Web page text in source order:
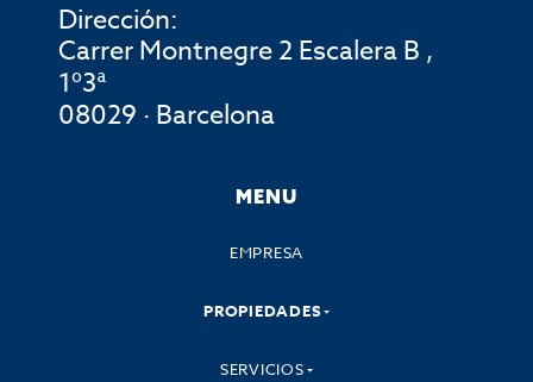
Dirección:
Carrer Montnegre 2 Escalera B ,
1º3ª
08029 · Barcelona
MENU
EMPRESA
PROPIEDADES
SERVICIOS